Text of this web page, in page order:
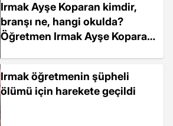
Irmak Ayşe Koparan kimdir,
branşı ne, hangi okulda?
Öğretmen Irmak Ayşe Koparan
Irmak öğretmenin şüpheli
ölümü için harekete geçildi